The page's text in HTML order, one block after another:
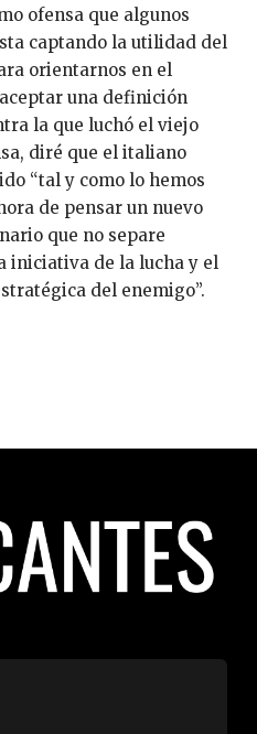
ofensa que algunos
captando la utilidad del
orientarnos en el
una definición
la que luchó el viejo
diré que el italiano
“tal y como lo hemos
de pensar un nuevo
que no separe
iniciativa de la lucha y el
del enemigo”.